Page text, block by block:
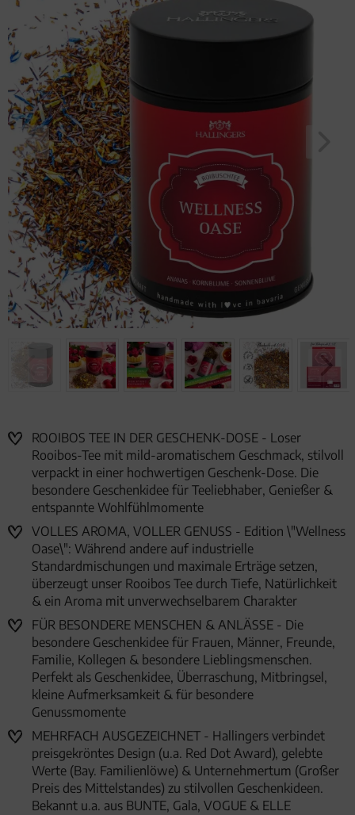
Frauen Männe
ROOIBOS TEE IN DER GESCHENK-DOSE - Loser
Rooibos-Tee mit mild-aromatischem Geschmack, stilvoll
verpackt in einer hochwertigen Geschenk-Dose. Die
besondere Geschenkidee für Teeliebhaber, Genießer &
entspannte Wohlfühlmomente
VOLLES AROMA, VOLLER GENUSS - Edition \"Wellness
Oase\": Während andere auf industrielle
Standardmischungen und maximale Erträge setzen,
überzeugt unser Rooibos Tee durch Tiefe, Natürlichkeit
& ein Aroma mit unverwechselbarem Charakter
FÜR BESONDERE MENSCHEN & ANLÄSSE - Die
besondere Geschenkidee für Frauen, Männer, Freunde,
Familie, Kollegen & besondere Lieblingsmenschen.
Perfekt als Geschenkidee, Überraschung, Mitbringsel,
kleine Aufmerksamkeit & für besondere
Genussmomente
MEHRFACH AUSGEZEICHNET - Hallingers verbindet
preisgekröntes Design (u.a. Red Dot Award), gelebte
Werte (Bay. Familienlöwe) & Unternehmertum (Großer
Preis des Mittelstandes) zu stilvollen Geschenkideen.
Bekannt u.a. aus BUNTE, Gala, VOGUE & ELLE
Geburtstag
Bayern